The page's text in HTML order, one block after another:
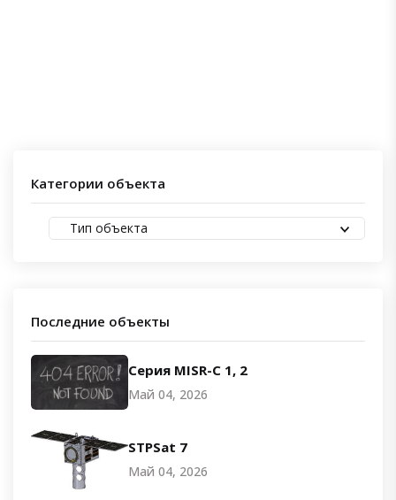
Категории объекта
Тип объекта
Последние объекты
Серия MISR-C 1, 2
Май 04, 2026
STPSat 7
Май 04, 2026